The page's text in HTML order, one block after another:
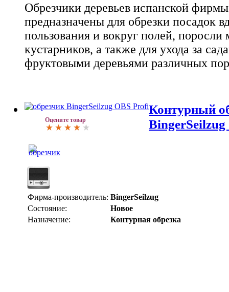
Обрезчики деревьев испанской
предназначены для обрезки посадок
пользования и вокруг полей, поросли
кустарников, а также для ухода за
фруктовыми деревьями различных
Оцените товар
Контурный
Фирма-производитель: BingerSeilzug
Состояние:
Новое
Назначение:
Контурная обрезка